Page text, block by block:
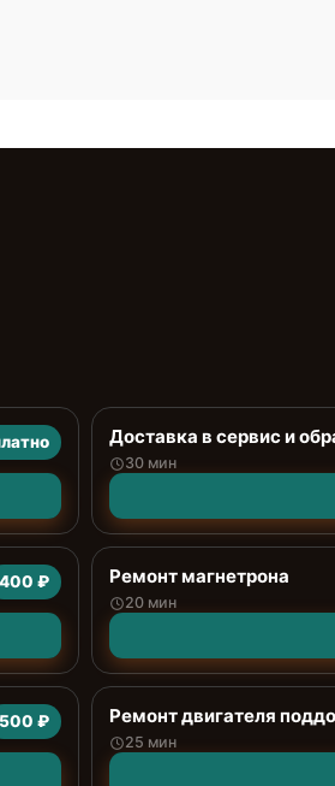
Доставка в сервис и
30 мин
400 ₽ Ремонт магнетрона
20 мин
500 ₽ Ремонт двигателя
25 мин